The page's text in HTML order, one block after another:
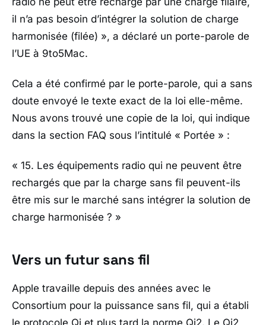
il n’a pas besoin d’intégrer la solution de charge
harmonisée (filée) », a déclaré un porte-parole de
l’UE à 9to5Mac.
Cela a été confirmé par le porte-parole, qui a sans
doute envoyé le texte exact de la loi elle-même.
Nous avons trouvé une copie de la loi, qui indique
dans la section FAQ sous l’intitulé « Portée » :
« 15. Les équipements radio qui ne peuvent être
rechargés que par la charge sans fil peuvent-ils
être mis sur le marché sans intégrer la solution de
charge harmonisée ? »
Vers un futur sans fil
Apple travaille depuis des années avec le
Consortium pour la puissance sans fil, qui a établi